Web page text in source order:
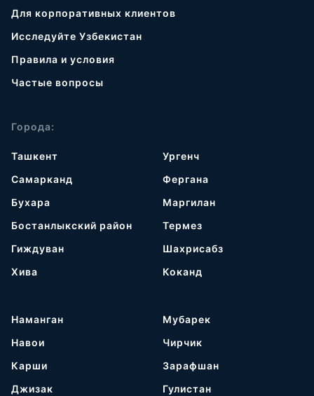
Для корпоративных клиентов
Исследуйте Узбекистан
Правила и условия
Частые вопросы
Города:
Ташкент
Самарканд
Бухара
Бостанлыкский район
Гиждуван
Хива
Ургенч
Фергана
Маргилан
Термез
Шахрисабз
Коканд
Наманган
Навои
Карши
Джизак
Мубарек
Чирчик
Зарафшан
Гулистан